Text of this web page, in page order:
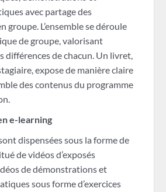
avec partage des
groupe. L’ensemble se déroule
de groupe, valorisant
différences de chacun. Un livret,
expose de manière claire
des contenus du programme
e-learning
dispensées sous la forme de
de vidéos d’exposés
de démonstrations et
sous forme d’exercices